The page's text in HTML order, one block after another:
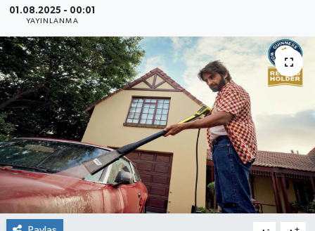
01.08.2025 - 00:01
YAYINLANMA
SEKTÖR
ŞİRKET PANO
SÖYLEŞİ
ÜLKE
YAŞAM